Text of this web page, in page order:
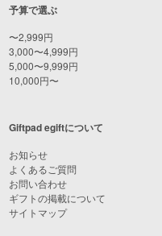
予算で選ぶ
〜2,999円
3,000〜4,999円
5,000〜9,999円
10,000円〜
Giftpad egiftについて
お知らせ
よくあるご質問
お問い合わせ
ギフトの掲載について
サイトマップ